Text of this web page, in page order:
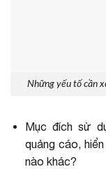
Những yếu tố cần
Mục đích sử
quảng cáo,
nào khác?